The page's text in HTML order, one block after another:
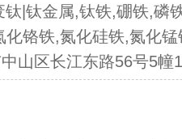
|钛金属,钛铁,硼铁,磷
铬铁,氮化硅铁,氮化
山区长江东路56号5幢